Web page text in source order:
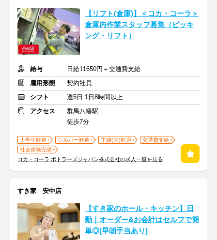
【リフト(倉庫)】＜コカ・コーラ＞
倉庫内作業スタッフ募集（ピッキ
ング・リフト）
給与
日給11650円＋交通費支給
雇用形態
契約社員
シフト
週5日 1日8時間以上
アクセス
群馬八幡駅
徒歩7分
大学生歓迎 シルバー歓迎 主婦(夫)歓迎
交通費支給
社会保険完備
コカ・コーラ ボトラーズジャパン株式会社の求人一覧を見る
すき家 安中店
【すき家のホール・キッチン】日
勤｜オーダー&お会計はセルフで簡
単◎[早朝手当あり]